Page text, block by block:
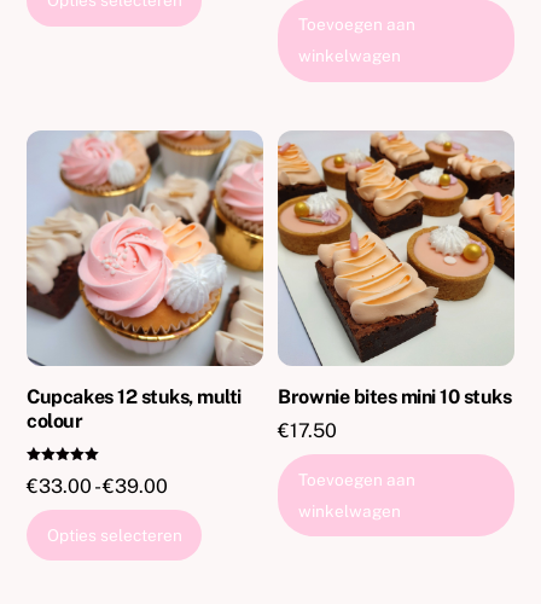
tot
Deze
optie
kan
gekozen
worden
op
de
productpagina
uit 5
Toevoegen aan
winkelwagen
Cupcakes 12 stuks, multi
colour
d
uit 5
€33.00 - €39.00
€33.00
tot
Opties selecteren
Brownie bites mini 10 stuks
€17.50
Toevoegen aan
winkelwagen